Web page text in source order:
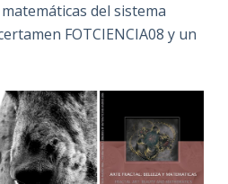
del sistema
FOTCIENCIA08 y un